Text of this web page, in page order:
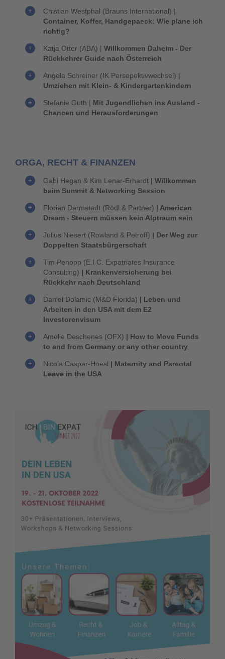
Chistian Westphal (Brauns International) |
Container, Koffer, Handgepaeck: Wie plane ich
richtig?
Katja Otter (ABA) | Willkommen Daheim - Der
Rückkehrer Guide nach Österreich
Angela Schreiner (IK Persepektivwechsel) |
Umziehen mit Klein- & Kindergartenkindern
Stefanie Guth | Mit Jugendlichen ins Ausland -
Chancen und Herausforderungen
ORGA, RECHT & FINANZEN
Gabi Hegan & Kim Lenar-Erhardt | Willkommen
beim Summit & Networking Session
Florian Darmstadt (Rödl & Partner) | American
Dream - Steuern müssen kein Alptraum sein
Julius Niesert (Rowland & Petroff) | Der Weg zur
Doppelten Staatsbürgerschaft
Tim Penopp (E.I.C. Expatriates Insurance
Consulting) | Krankenversicherung bei
Rückkehr nach Deutschland
Daniel Dolamic (M&D Florida) | Leben und
Arbeiten in den USA mit dem E2
Investorenvisum
Amelie Deschenes (OFX) | How to Move Funds
to and from Germany or any other country
Nicola Caspar-Hoesl | Maternity and Parental
Leave in the USA